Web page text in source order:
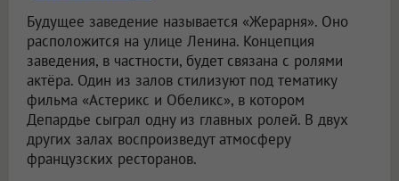
Будущее заведение называется «Жерарня». Оно
расположится на улице Ленина. Концепция
заведения, в частности, будет связана с ролями
актёра. Один из залов стилизуют под тематику
фильма «Астерикс и Обеликс», в котором
Депардье сыграл одну из главных ролей. В двух
других залах воспроизведут атмосферу
французских ресторанов.